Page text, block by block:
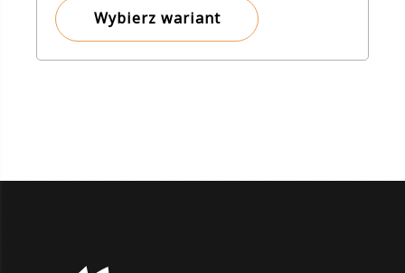
do
Wybierz wariant